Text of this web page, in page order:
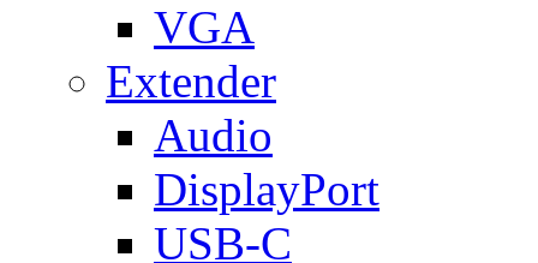
VGA
Extender
Audio
DisplayPort
USB-C